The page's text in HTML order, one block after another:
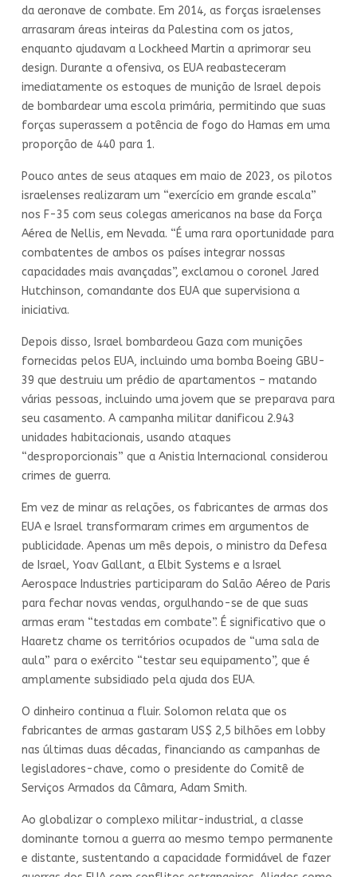
da aeronave de combate. Em 2014, as forças israelenses
arrasaram áreas inteiras da Palestina com os jatos,
enquanto ajudavam a Lockheed Martin a aprimorar seu
design. Durante a ofensiva, os EUA reabasteceram
imediatamente os estoques de munição de Israel depois
de bombardear uma escola primária, permitindo que suas
forças superassem a potência de fogo do Hamas em uma
proporção de 440 para 1.
Pouco antes de seus ataques em maio de 2023, os pilotos
israelenses realizaram um “exercício em grande escala”
nos F-35 com seus colegas americanos na base da Força
Aérea de Nellis, em Nevada. “É uma rara oportunidade para
combatentes de ambos os países integrar nossas
capacidades mais avançadas”, exclamou o coronel Jared
Hutchinson, comandante dos EUA que supervisiona a
iniciativa.
Depois disso, Israel bombardeou Gaza com munições
fornecidas pelos EUA, incluindo uma bomba Boeing GBU-
39 que destruiu um prédio de apartamentos – matando
várias pessoas, incluindo uma jovem que se preparava para
seu casamento. A campanha militar danificou 2.943
unidades habitacionais, usando ataques
“desproporcionais” que a Anistia Internacional considerou
crimes de guerra.
Em vez de minar as relações, os fabricantes de armas dos
EUA e Israel transformaram crimes em argumentos de
publicidade. Apenas um mês depois, o ministro da Defesa
de Israel, Yoav Gallant, a Elbit Systems e a Israel
Aerospace Industries participaram do Salão Aéreo de Paris
para fechar novas vendas, orgulhando-se de que suas
armas eram “testadas em combate”. É significativo que o
Haaretz chame os territórios ocupados de “uma sala de
aula” para o exército “testar seu equipamento”, que é
amplamente subsidiado pela ajuda dos EUA.
O dinheiro continua a fluir. Solomon relata que os
fabricantes de armas gastaram US$ 2,5 bilhões em lobby
nas últimas duas décadas, financiando as campanhas de
legisladores-chave, como o presidente do Comitê de
Serviços Armados da Câmara, Adam Smith.
Ao globalizar o complexo militar-industrial, a classe
dominante tornou a guerra ao mesmo tempo permanente
e distante, sustentando a capacidade formidável de fazer